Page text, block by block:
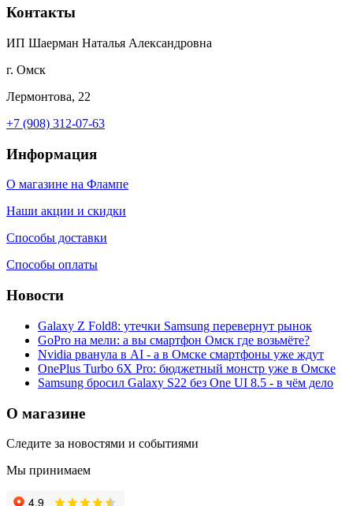
Контакты
ИП Шаерман Наталья Александровна
г. Омск
Лермонтова, 22
+7 (908) 312-07-63
Информация
О магазине на Флампе
Наши акции и скидки
Способы доставки
Способы оплаты
Новости
Galaxy Z Fold8: утечки Samsung перевернут рынок
GoPro на мели: а вы смартфон Омск где возьмёте?
Nvidia рванула в AI - а в Омске смартфоны уже ждут
OnePlus Turbo 6X Pro: бюджетный монстр уже в Омске
Samsung бросил Galaxy S22 без One UI 8.5 - в чём дело
О магазине
Следите за новостями и событиями
Мы принимаем